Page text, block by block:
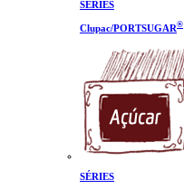
SÉRIES
Clupac/PORTSUGAR®
SÉRIES